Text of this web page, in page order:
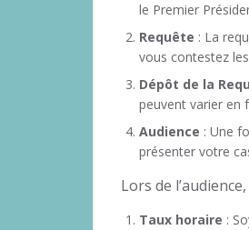
le Premier
Requête : La
vous contestez
Dépôt de la
peuvent varier en
Audience : Une
présenter votre
Lors de
Taux horaire :